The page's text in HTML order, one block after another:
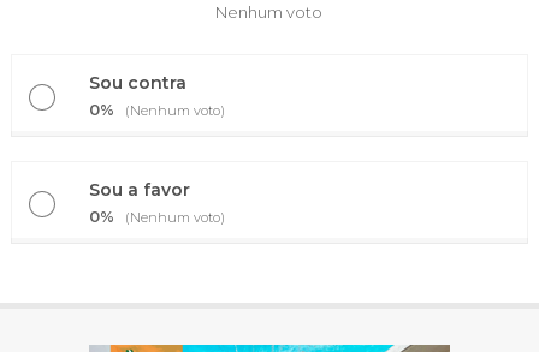
Nenhum voto
Sou contra
0% (Nenhum voto)
Sou a favor
0% (Nenhum voto)